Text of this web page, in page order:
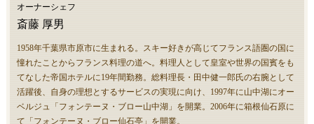
オーナーシェフ
斎藤 厚男
1958年千葉県市原市に生まれる。スキー好きが高じてフランス語圏の国に
憧れたことからフランス料理の道へ。料理人として皇室や世界の国賓をも
てなした帝国ホテルに19年間勤務。総料理長・田中健一郎氏の右腕として
活躍後、自身の理想とするサービスの実現に向け、1997年に山中湖にオー
ベルジュ「フォンテーヌ・ブロー山中湖」を開業。2006年に箱根仙石原に
て「フォンテーヌ・ブロー仙石亭」を開業。